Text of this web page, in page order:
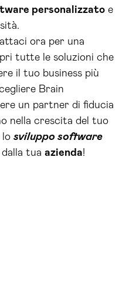
personalizzato e
ora per una
tutte le soluzioni che
il tuo business più
Brain
un partner di fiducia
nella crescita del tuo
lo sviluppo software
tua azienda!